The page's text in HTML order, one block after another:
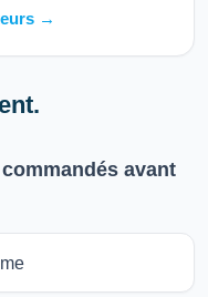
→
commandés avant